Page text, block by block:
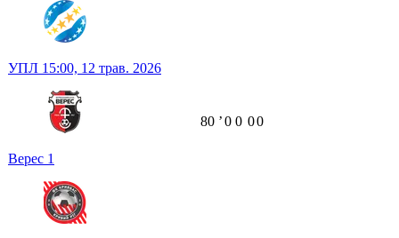
УПЛ 15:00, 12 трав. 2026
Верес 1
80 ʼ0 0 00